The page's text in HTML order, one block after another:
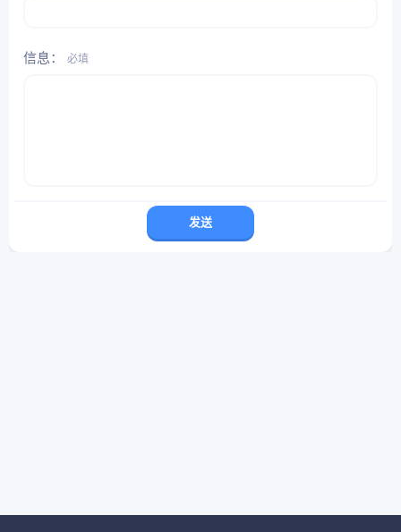
信息 必填
发送